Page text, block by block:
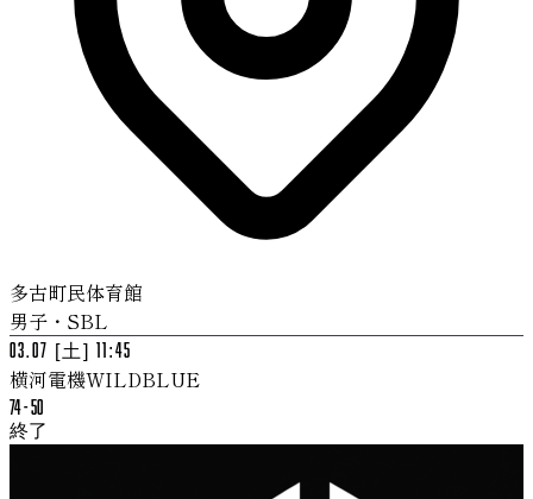
多古町民体育館
男子・SBL
03.07 [土] 11:45
横河電機WILDBLUE
74-50
終了